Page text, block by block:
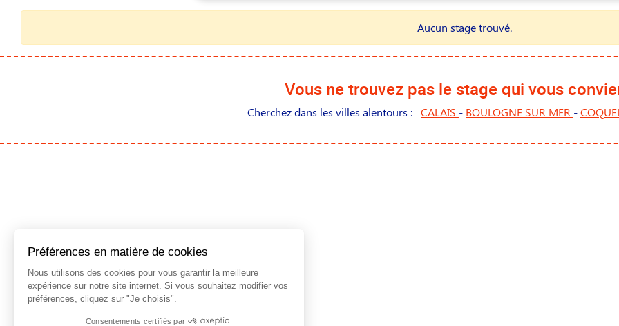
Aucun stage trouvé.
Vous ne trouvez pas le stage qui vous
Cherchez dans les villes alentours : CALAIS - BOULOGNE SUR MER -